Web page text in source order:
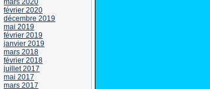
février 2020
décembre 2019
mai 2019
février 2019
janvier 2019
mars 2018
février 2018
juillet 2017
mai 2017
mars 2017